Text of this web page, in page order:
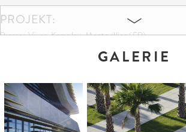
PROJEKT:
Pierres Vives-Komplex, Montpellier (FR)
FARBEN UND FORMATE:
CD 3107
100 x 67,5 x 14 cm
GALERIE